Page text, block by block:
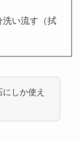
洗い流す（拭
しか使え